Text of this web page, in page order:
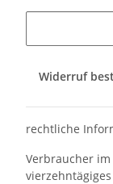
Widerruf
rechtliche
Verbraucher im